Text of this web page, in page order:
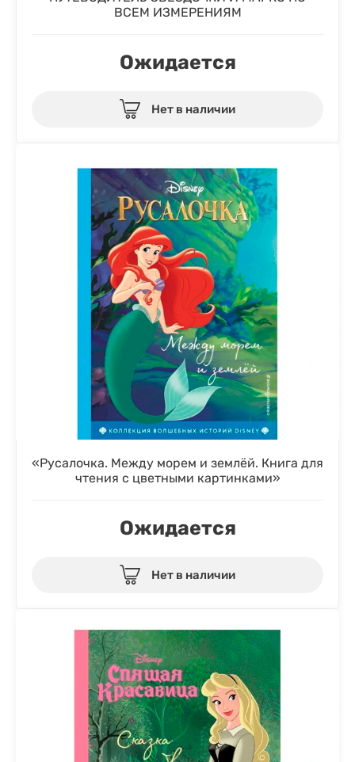
ВСЕМ ИЗМЕРЕНИЯМ
Ожидается
Нет в наличии
«Русалочка. Между морем и землёй. Книга для
чтения с цветными картинками»
Ожидается
Нет в наличии